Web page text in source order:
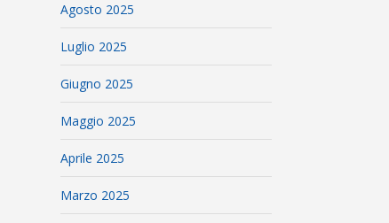
Agosto 2025
Luglio 2025
Giugno 2025
Maggio 2025
Aprile 2025
Marzo 2025